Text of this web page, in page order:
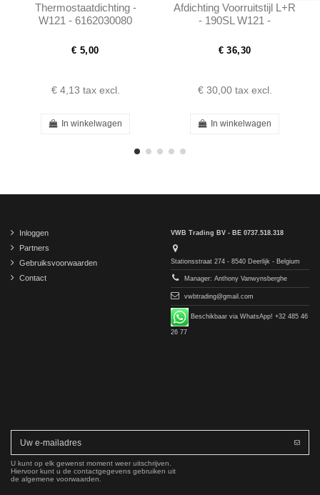
Thermostaatdichting -
W121 - 6162030080
€ 5,00
€ 4,13 tax excl.
In winkelwagen
Afdichting Voorruitstijl L+R
- 190SL W121 -
€ 36,30
€ 30,00 tax excl.
In winkelwagen
Inloggen
Partners
Gebruiksvoorwaarden
Contact
VWB Trading BV - BE 0737.518.318
Stationsstraat 274 - 8540 Deerlijk - Belgium
Manager: Anthony Vanwynsberghe
vwbtrading@gmail.com
Beschikbaar via WhatsApp! +32 485 46
26 77
U kunt op elk gewenst moment weer uitschrijven.
Hiervoor kunt u de contactgegevens gebruiken uit
de algemene voorwaarden.